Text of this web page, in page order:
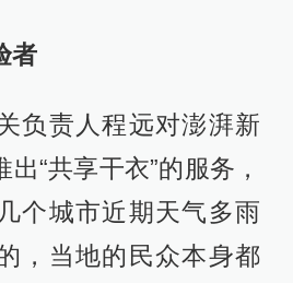
者
负责人程远对澎湃新
“共享干衣”的服务，
个城市近期天气多雨
，当地的民众本身都